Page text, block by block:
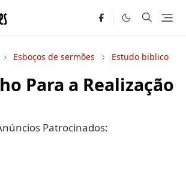
Esboços de sermões Estudo biblico
Para a Realização
Patrocinados: